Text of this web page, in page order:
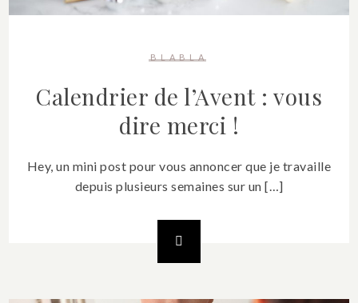
BLABLA
Calendrier de l’Avent : vous
dire merci !
Hey, un mini post pour vous annoncer que je travaille
depuis plusieurs semaines sur un […]